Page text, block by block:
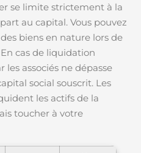
se limite strictement à la
au capital. Vous pouvez
biens en nature lors de
cas de liquidation
associés ne dépasse
social souscrit. Les
les actifs de la
toucher à votre